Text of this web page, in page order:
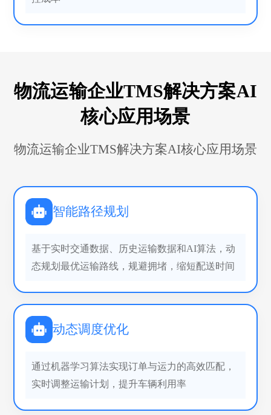
物流运输企业TMS解决方案AI
核心应用场景
物流运输企业TMS解决方案AI核心应用场景
智能路径规划
基于实时交通数据、历史运输数据和AI算法，动
态规划最优运输路线，规避拥堵，缩短配送时间
动态调度优化
通过机器学习算法实现订单与运力的高效匹配，
实时调整运输计划，提升车辆利用率